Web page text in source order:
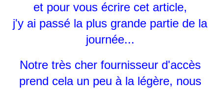
et pour vous écrire cet article,
j'y ai passé la plus grande partie de la
journée...
Notre très cher fournisseur d'accès
prend cela un peu à la légère, nous